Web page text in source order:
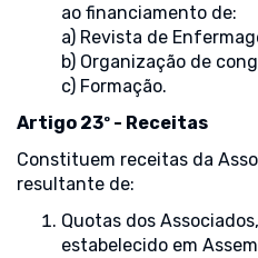
ao financiamento de:
a) Revista de
b) Organização de
c) Formação.
Artigo 23º - Receitas
Constituem receitas da
resultante de:
Quotas dos
estabelecido em